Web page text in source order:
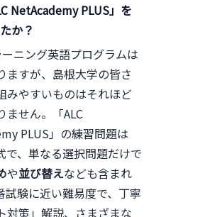
NetAcademy PLUS」を
か？
ニング英語プログラムは
ますが、島根大学の皆さ
みやすいものはそれほど
ません。「ALC
PLUS」の練習問題は
で、単なる選択問題だけで
や並び替えなども含まれ
試験に近い難易度で、丁寧
対策」解説、さまざまな